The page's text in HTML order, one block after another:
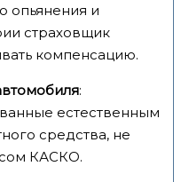
опьянения и
страховщик
компенсацию.
:
естественным
средства, не
КАСКО.